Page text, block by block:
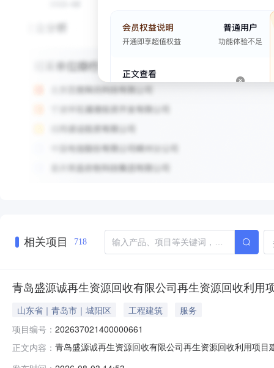
相关项目 718
青岛盛源诚再生资源回收有限公司再生资源回收利用
山东省｜青岛市｜城阳区 工程建筑
服务
项目编号： 202637021400000661
正文内容： 青岛盛源诚再生资源回收有限公司再生资源回收利用项